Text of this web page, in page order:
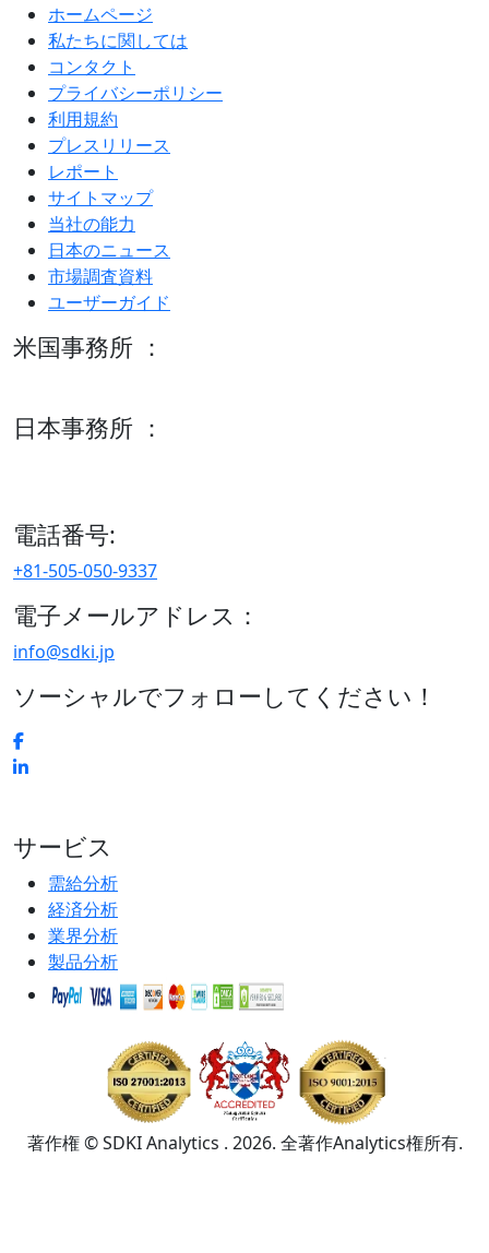
ホームページ
私たちに関しては
コンタクト
プライバシーポリシー
利用規約
プレスリリース
レポート
サイトマップ
当社の能力
日本のニュース
市場調査資料
ユーザーガイド
米国事務所 ：
日本事務所 ：
電話番号:
+81-505-050-9337
電子メールアドレス：
info@sdki.jp
ソーシャルでフォローしてください！
サービス
需給分析
経済分析
業界分析
製品分析
著作権 © SDKI Analytics . 2026. 全著作Analytics権所有.